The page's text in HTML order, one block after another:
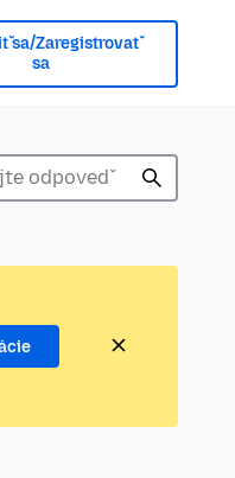
sa/Zaregistrovať
sa